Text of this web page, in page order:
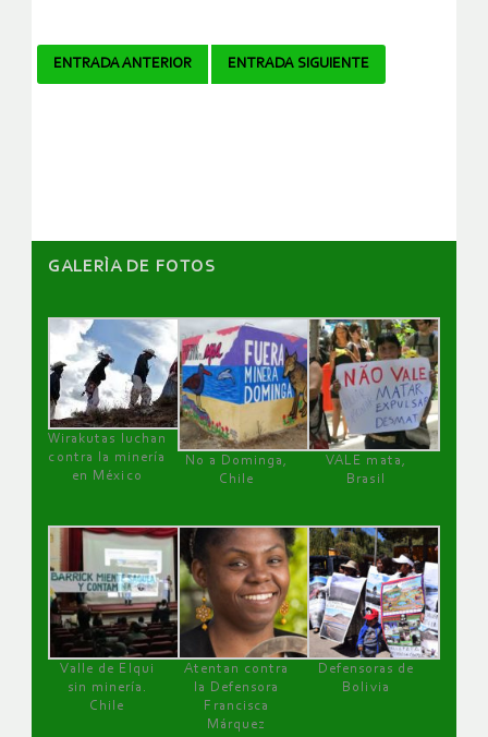
Navegador
ENTRADA ANTERIOR ENTRADA SIGUIENTE
GALERÌA DE FOTOS
Wirakutas luchan
contra la minería
en México
No a Dominga,
Chile
VALE mata,
Brasil
Valle de Elqui
sin minería.
Chile
Atentan contra
la Defensora
Francisca
Márquez
Defensoras de
Bolivia